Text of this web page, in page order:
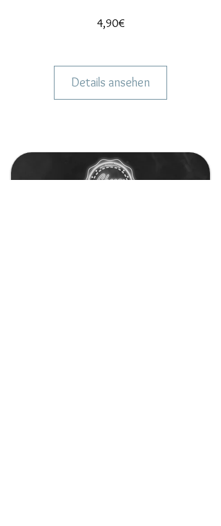
4,90€Preis
Details ansehen